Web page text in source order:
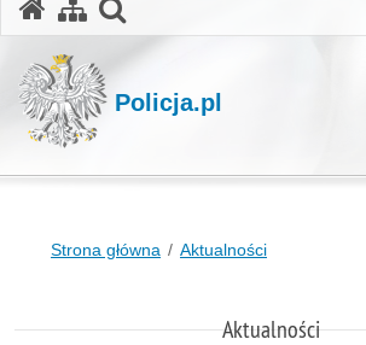
Policja.pl
Strona główna Aktualności
Aktualności